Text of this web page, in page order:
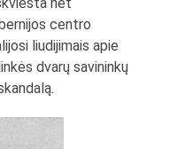
net
centro
liudijimais apie
dvarų savininkų